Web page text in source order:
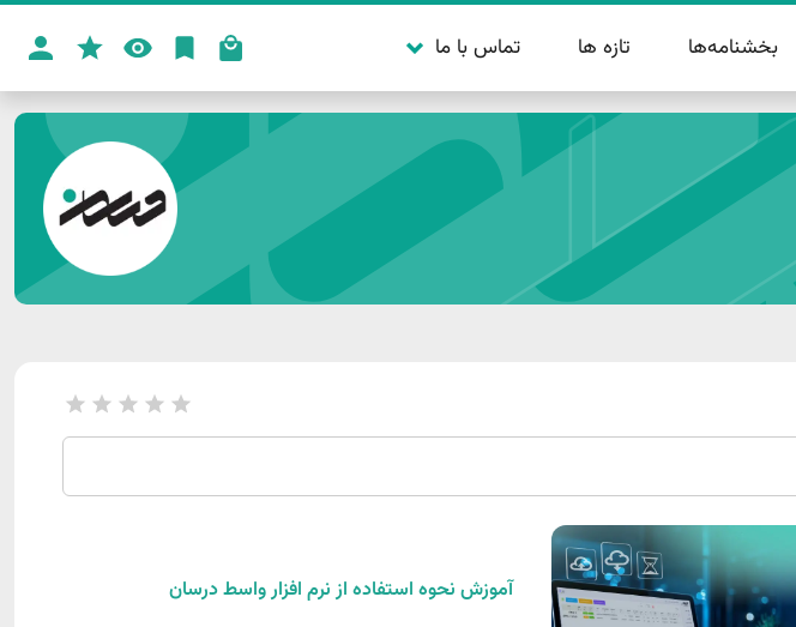
بخشنامه‌ها تازه ها تماس با ما
آموزش نحوه استفاده از نرم افزار واسط درسان